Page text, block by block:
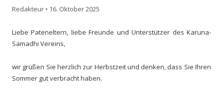
Redakteur • 16. Oktober 2025
Liebe Pateneltern, liebe Freunde und Unterstützer des Karuna-
Samadhi Vereins,
wir grüßen Sie herzlich zur Herbstzeit und denken, dass Sie Ihren
Sommer gut verbracht haben.